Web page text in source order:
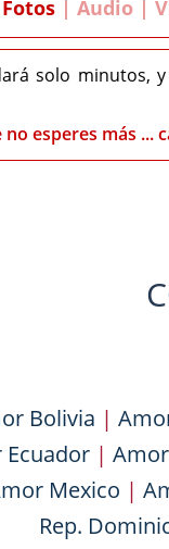
Fotos | Audio |
solo
no esperes más
Bolivia |
|
Mexico |
Rep.